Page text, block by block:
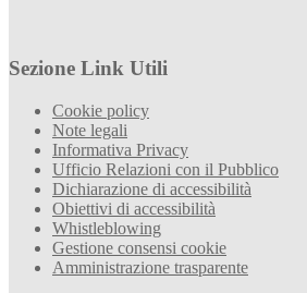
Sezione Link Utili
Cookie policy
Note legali
Informativa Privacy
Ufficio Relazioni con il Pubblico
Dichiarazione di accessibilità
Obiettivi di accessibilità
Whistleblowing
Gestione consensi cookie
Amministrazione trasparente